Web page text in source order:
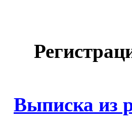
Выписка из